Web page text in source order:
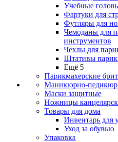
Учебные
Фартуки для
Футляры для
Чемоданы для
инструментов
Чехлы для
Штативы
Ещё 5
Парикмахерские
Маникюрно-
Маски защитные
Ножницы
Товары для дома
Инвентарь для
Уход за обувью
Упаковка